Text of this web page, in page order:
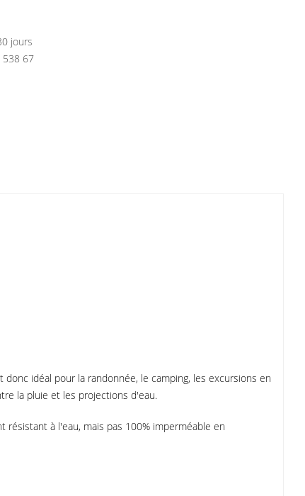
jours
538 67
idéal pour la randonnée, le camping, les excursions en
la pluie et les projections d'eau.
à l'eau, mais pas 100% imperméable en